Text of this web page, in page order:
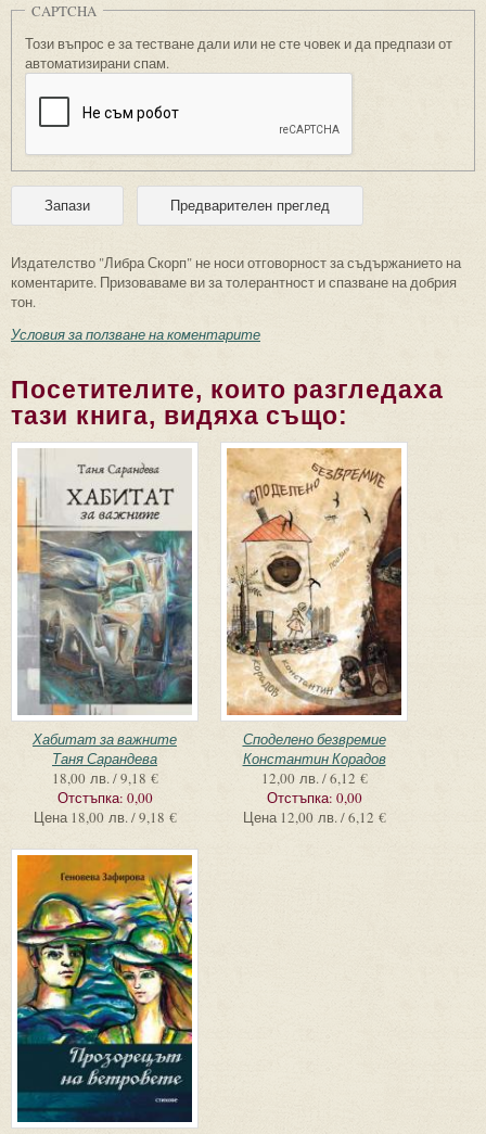
CAPTCHA
Този въпрос е за тестване дали или не сте човек и да предпази от
автоматизирани спам.
Издателство "Либра Скорп" не носи отговорност за съдържанието на
коментарите. Призоваваме ви за толерантност и спазване на добрия
тон.
Условия за ползване на коментарите
Посетителите, които разгледаха
тази книга, видяха също:
Хабитат за важните
Таня Сарандева
18,00 лв. / 9,18 €
Отстъпка: 0,00
Цена 18,00 лв. / 9,18 €
Споделено безвремие
Константин Корадов
12,00 лв. / 6,12 €
Отстъпка: 0,00
Цена 12,00 лв. / 6,12 €